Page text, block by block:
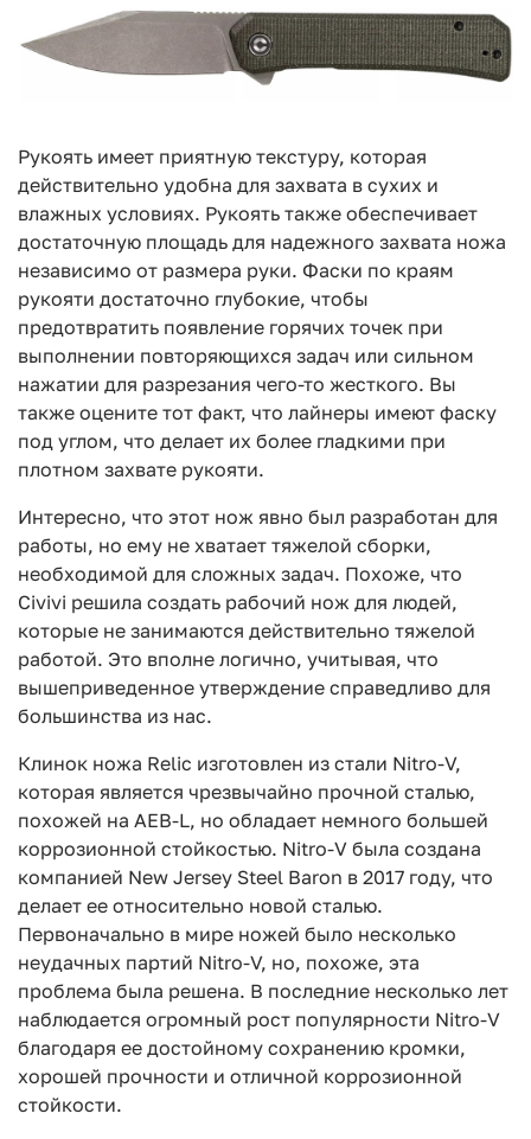
Рукоять имеет приятную текстуру, которая
действительно удобна для захвата в сухих и
влажных условиях. Рукоять также обеспечивает
достаточную площадь для надежного захвата ножа
независимо от размера руки. Фаски по краям
рукояти достаточно глубокие, чтобы
предотвратить появление горячих точек при
выполнении повторяющихся задач или сильном
нажатии для разрезания чего-то жесткого. Вы
также оцените тот факт, что лайнеры имеют фаску
под углом, что делает их более гладкими при
плотном захвате рукояти.
Интересно, что этот нож явно был разработан для
работы, но ему не хватает тяжелой сборки,
необходимой для сложных задач. Похоже, что
Civivi решила создать рабочий нож для людей,
которые не занимаются действительно тяжелой
работой. Это вполне логично, учитывая, что
вышеприведенное утверждение справедливо для
большинства из нас.
Клинок ножа Relic изготовлен из стали Nitro-V,
которая является чрезвычайно прочной сталью,
похожей на AEB-L, но обладает немного большей
коррозионной стойкостью. Nitro-V была создана
компанией New Jersey Steel Baron в 2017 году, что
делает ее относительно новой сталью.
Первоначально в мире ножей было несколько
неудачных партий Nitro-V, но, похоже, эта
проблема была решена. В последние несколько лет
наблюдается огромный рост популярности Nitro-V
благодаря ее достойному сохранению кромки,
хорошей прочности и отличной коррозионной
стойкости.